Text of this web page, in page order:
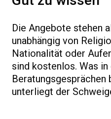
Die Angebote stehen
unabhängig von
Nationalität oder
sind kostenlos. Was in
unterliegt der